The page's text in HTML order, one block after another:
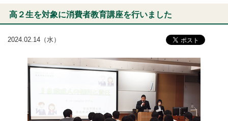
高２生を対象に消費者教育講座を行いました
2024.02.14（水）